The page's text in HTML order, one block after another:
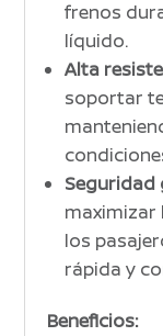
frenos
líquido.
Alta
soportar
Seguridad
maximizar
los
rápida y
Beneficios: